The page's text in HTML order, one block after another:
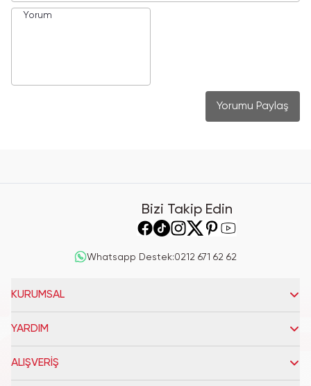
Yorumu Paylaş
Bizi Takip Edin
Whatsapp Destek:0212 671 62 62
KURUMSAL
YARDIM
ALIŞVERİŞ